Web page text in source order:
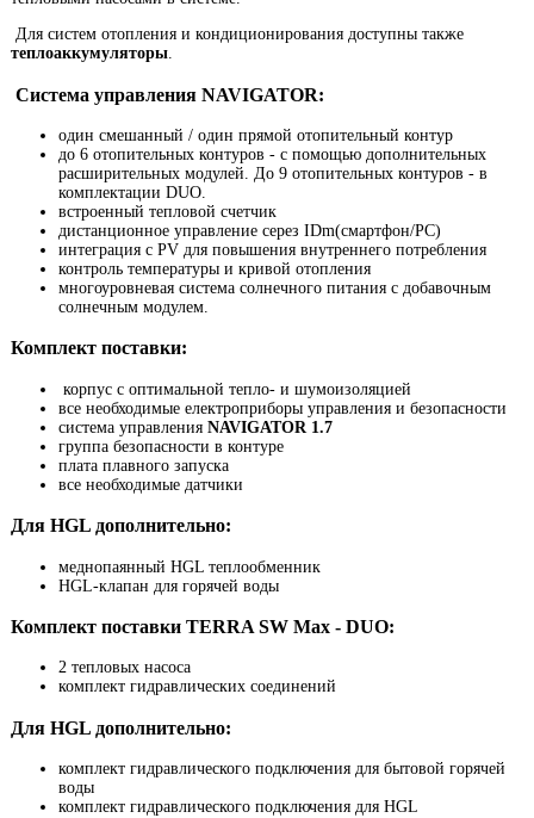
Для систем отопления и кондиционирования доступны также
теплоаккумуляторы.
Система управления NAVIGATOR:
один смешанный / один прямой отопительный контур
до 6 отопительных контуров - с помощью дополнительных
расширительных модулей. До 9 отопительных контуров - в
комплектации DUO.
встроенный тепловой счетчик
дистанционное управление серез IDm(смартфон/PC)
интеграция с PV для повышения внутреннего потребления
контроль температуры и кривой отопления
многоуровневая система солнечного питания с добавочным
солнечным модулем.
Комплект поставки:
корпус с оптимальной тепло- и шумоизоляцией
все необходимые електроприборы управления и безопасности
система управления NAVIGATOR 1.7
группа безопасности в контуре
плата плавного запуска
все необходимые датчики
Для HGL дополнительно:
меднопаянный HGL теплообменник
HGL-клапан для горячей воды
Комплект поставки TERRA SW Max - DUO:
2 тепловых насоса
комплект гидравлических соединений
Для HGL дополнительно:
комплект гидравлического подключения для бытовой горячей
воды
комплект гидравлического подключения для HGL